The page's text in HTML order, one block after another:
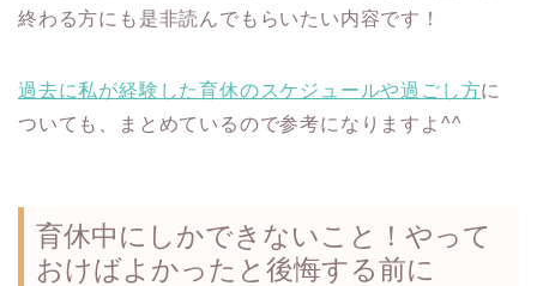
終わる方にも是非読んでもらいたい内容です！
過去に私が経験した育休のスケジュールや過ごし方に
ついても、まとめているので参考になりますよ^^
育休中にしかできないこと！やって
おけばよかったと後悔する前に